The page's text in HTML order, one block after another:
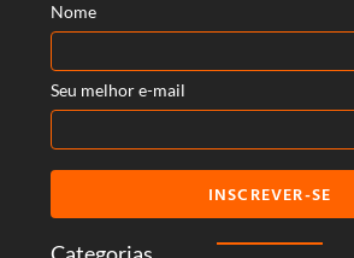
Nome
Seu melhor e-mail
INSCREVER-SE